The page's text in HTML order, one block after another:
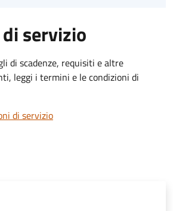
servizio
di scadenze, requisiti e altre
leggi i termini e le condizioni di
di servizio